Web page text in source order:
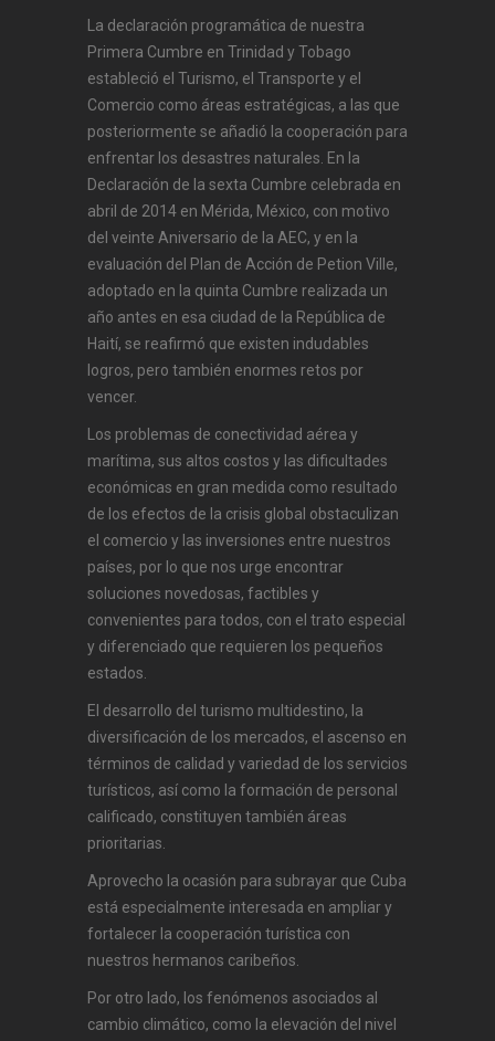
La declaración programática de nuestra
Primera Cumbre en Trinidad y Tobago
estableció el Turismo, el Transporte y el
Comercio como áreas estratégicas, a las que
posteriormente se añadió la cooperación para
enfrentar los desastres naturales. En la
Declaración de la sexta Cumbre celebrada en
abril de 2014 en Mérida, México, con motivo
del veinte Aniversario de la AEC, y en la
evaluación del Plan de Acción de Petion Ville,
adoptado en la quinta Cumbre realizada un
año antes en esa ciudad de la República de
Haití, se reafirmó que existen indudables
logros, pero también enormes retos por
vencer.
Los problemas de conectividad aérea y
marítima, sus altos costos y las dificultades
económicas en gran medida como resultado
de los efectos de la crisis global obstaculizan
el comercio y las inversiones entre nuestros
países, por lo que nos urge encontrar
soluciones novedosas, factibles y
convenientes para todos, con el trato especial
y diferenciado que requieren los pequeños
estados.
El desarrollo del turismo multidestino, la
diversificación de los mercados, el ascenso en
términos de calidad y variedad de los servicios
turísticos, así como la formación de personal
calificado, constituyen también áreas
prioritarias.
Aprovecho la ocasión para subrayar que Cuba
está especialmente interesada en ampliar y
fortalecer la cooperación turística con
nuestros hermanos caribeños.
Por otro lado, los fenómenos asociados al
cambio climático, como la elevación del nivel